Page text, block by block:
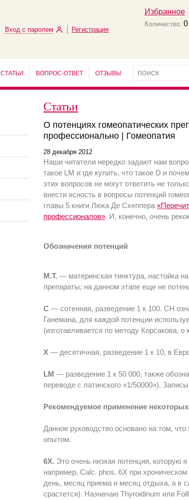
Вход с паролем Регистрация
Избранное
Количество: 0
СТАТЬИ ВОПРОС-ОТВЕТ ОТЗЫВЫ
Статьи
О потенциях гомеопатических
профессионально | Гомеопатия
28 декабря 2012
Наши читатели нередко задают нам
такое LM и где купить, что такое D и
этих вопросов не могут ответить не
внести ясность в вопросы потенций
главы 5 книги Люка Де Схеппера
профессионалов». И, конечно, очень
Обозначения потенций
M.T. — материнская тинктура, настойка
препараты; на данном этапе еще не
С — сотенная, разведение 1 к 100. СН
Ганемана, для каждой потенции
(изготавливается по методу Корсакова,
Х — десятичная, разведение 1 к 10, в
LM — разведение 1 к 50 000, также
переводе с латинского «1/50000»).
Рекомендуемое применение
Данное руководство основано на том,
опытом.
6Х. Это очень низкая потенция, которую
например, Calc. phos. 6Х при
день, месяц приема и месяц отдыха, а в
срастется). Назначаю Thyroidinum или